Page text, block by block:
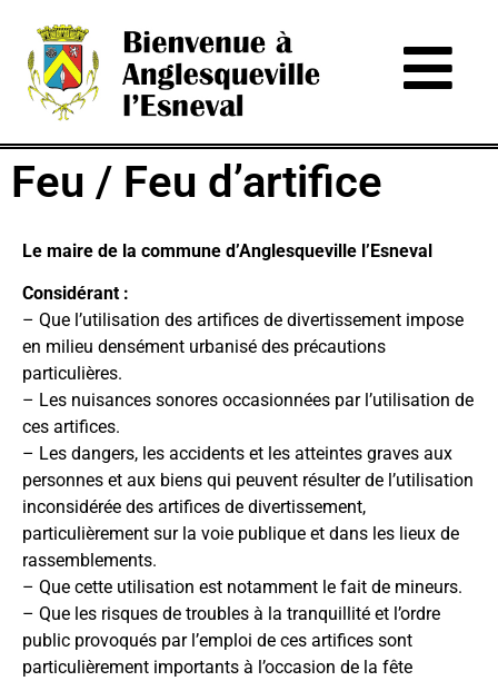
Feu / Feu d’artifice
Le maire de la commune d’Anglesqueville l’Esneval
Considérant :
– Que l’utilisation des artifices de divertissement impose
en milieu densément urbanisé des précautions
particulières.
– Les nuisances sonores occasionnées par l’utilisation de
ces artifices.
– Les dangers, les accidents et les atteintes graves aux
personnes et aux biens qui peuvent résulter de l’utilisation
inconsidérée des artifices de divertissement,
particulièrement sur la voie publique et dans les lieux de
rassemblements.
– Que cette utilisation est notamment le fait de mineurs.
– Que les risques de troubles à la tranquillité et l’ordre
public provoqués par l’emploi de ces artifices sont
particulièrement importants à l’occasion de la fête